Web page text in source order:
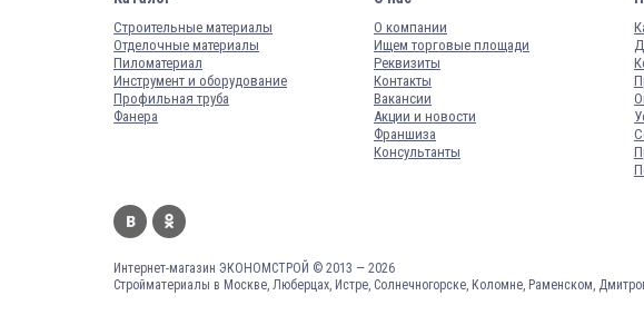
Строительные материалы
Отделочные материалы
Пиломатериал
Инструмент и оборудование
Профильная труба
Фанера
О компании
Ищем торговые площади
Реквизиты
Контакты
Вакансии
Акции и новости
Франшиза
Консультанты
Интернет-магазин ЭКОНОМСТРОЙ © 2013 — 2026
Стройматериалы в Москве, Люберцах, Истре, Солнечногорске, Коломне, Раменском,